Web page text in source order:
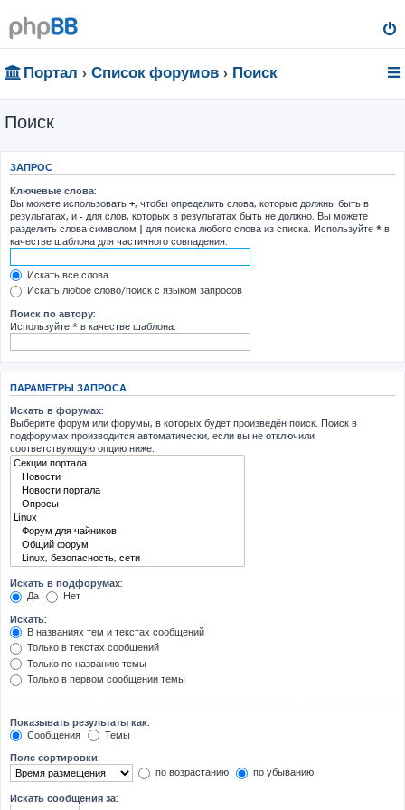
Портал Список форумов Поиск
Поиск
ЗАПРОС
Ключевые слова:
Вы можете использовать +, чтобы определить слова, которые должны быть в
результатах, и - для слов, которых в результатах быть не должно. Вы можете
разделить слова символом | для поиска любого слова из списка. Используйте * в
качестве шаблона для частичного совпадения.
Искать все слова
Искать любое слово/поиск с языком запросов
Поиск по автору:
Используйте * в качестве шаблона.
ПАРАМЕТРЫ ЗАПРОСА
Искать в форумах:
Выберите форум или форумы, в которых будет произведён поиск. Поиск в
подфорумах производится автоматически, если вы не отключили
соответствующую опцию ниже.
Искать в подфорумах:
Да
Нет
Искать:
В названиях тем и текстах сообщений
Только в текстах сообщений
Только по названию темы
Только в первом сообщении темы
Показывать результаты как:
Сообщения
Темы
Поле сортировки:
по возрастанию
по убыванию
Искать сообщения за: